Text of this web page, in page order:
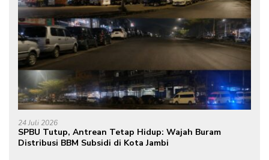
24 Juli 2026
SPBU Tutup, Antrean Tetap Hidup: Wajah Buram
Distribusi BBM Subsidi di Kota Jambi